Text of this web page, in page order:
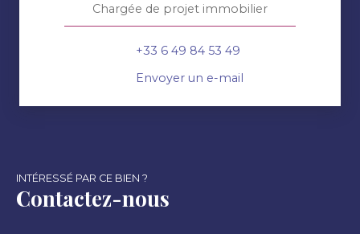
Chargée de projet immobilier
+33 6 49 84 53 49
Envoyer un e-mail
INTÉRESSÉ PAR CE BIEN ?
Contactez-nous